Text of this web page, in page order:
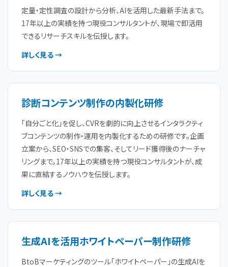
定量・定性調査の設計から分析、AIを活用した最新手法まで。
17年以上の実績を持つ現役コンサルタントが、現場で即活用
できるリサーチスキルを伝授します。
詳しく見る →
診断コンテンツ制作の内製化研修
「自分ごと化」を促し、CVRを劇的に向上させるインタラクティ
ブコンテンツの制作・運用を内製化するための研修です。企画
立案から、SEO・SNSでの集客、そしてリード獲得後のナーチャ
リングまで。17年以上の実績を持つ現役コンサルタントが、成
果に直結するノウハウを伝授します。
詳しく見る →
生成AIを活用ホワイトペーパー制作研修
BtoBマーケティングのツール「ホワイトペーパー」の生成AIを